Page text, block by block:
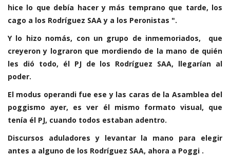
hice lo que debía hacer y más temprano que tarde, los
cago a los Rodríguez SAA y a los Peronistas ".
Y lo hizo nomás, con un grupo de inmemoriados, que
creyeron y lograron que mordiendo de la mano de quién
les dió todo, él PJ de los Rodríguez SAA, llegarían al
poder.
El modus operandi fue ese y las caras de la Asamblea del
poggismo ayer, es ver él mismo formato visual, que
tenía él PJ, cuando todos estaban adentro.
Discursos aduladores y levantar la mano para elegir
antes a alguno de los Rodríguez SAA, ahora a Poggi .